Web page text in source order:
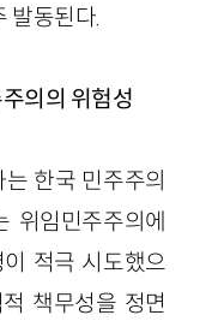
발동된다.
의의 위험성
한국 민주주의
위임민주주의에
적극 시도했으
책무성을 정면